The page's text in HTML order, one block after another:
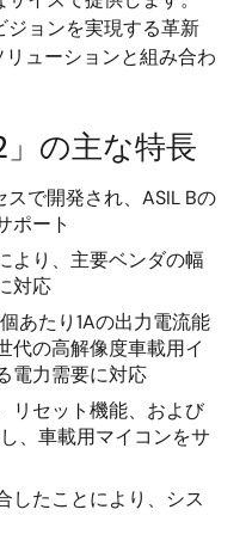
ジョンを実現する革新
ューションと組み合わ
」の主な特長
で開発され、ASIL Bの
ポート
より、主要ベンダの幅
対応
あたり1Aの出力電流能
代の高解像度車載用イ
電力需要に対応
リセット機能、および
、車載用マイコンをサ
したことにより、シス